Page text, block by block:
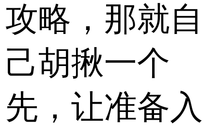
攻略，那就自
己胡揪一个
先，让准备入